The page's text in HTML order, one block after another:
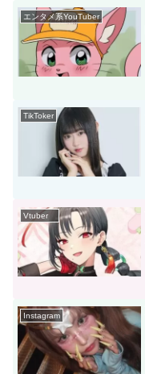
エンタメ系YouTuber
TikToker
Vtuber
Instagram